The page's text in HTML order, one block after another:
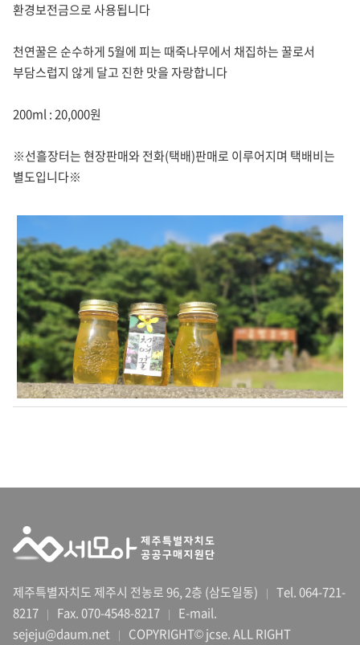
환경보전금으로 사용됩니다
천연꿀은 순수하게 5월에 피는 때죽나무에서 채집하는 꿀로서
부담스럽지 않게 달고 진한 맛을 자랑합니다
200ml : 20,000원
※선흘장터는 현장판매와 전화(택배)판매로 이루어지며 택배비는
별도입니다※
제주특별자치도 제주시 전농로 96, 2층 (삼도일동) |
Tel. 064-721-
8217
| Fax. 070-4548-8217 |
E-mail.
sejeju@daum.net
| COPYRIGHT© jcse. ALL RIGHT